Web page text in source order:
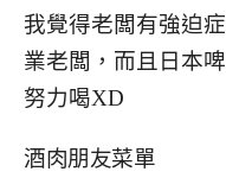
我覺得老闆有強迫
業老闆，而且日本
努力喝XD
酒肉朋友菜單